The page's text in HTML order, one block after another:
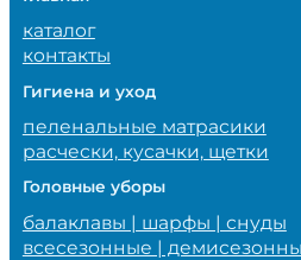
каталог
контакты
Гигиена и уход
пеленальные матрасики
расчески, кусачки, щетки
Головные уборы
балаклавы | шарфы | снуды
всесезонные |